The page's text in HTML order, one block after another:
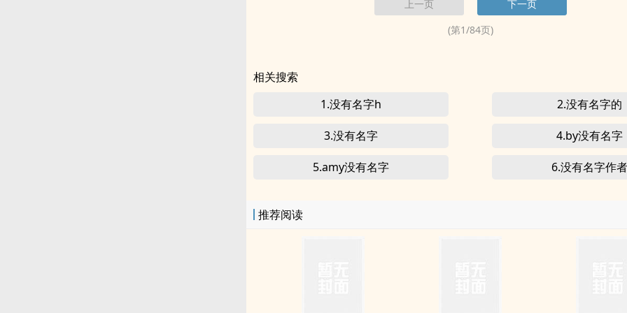
上一页
下一页
(第1/84页)
相关搜索
1.没有名字h
2.没有名字的
3.️没有名字 4.by没有名字
5.amy没有名字 6.没有名字作者
推荐阅读